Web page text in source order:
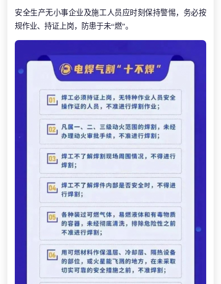
安全生产无小事企业及施工人员应时刻保持警惕，务必按
规作业、持证上岗，防患于未“燃”。